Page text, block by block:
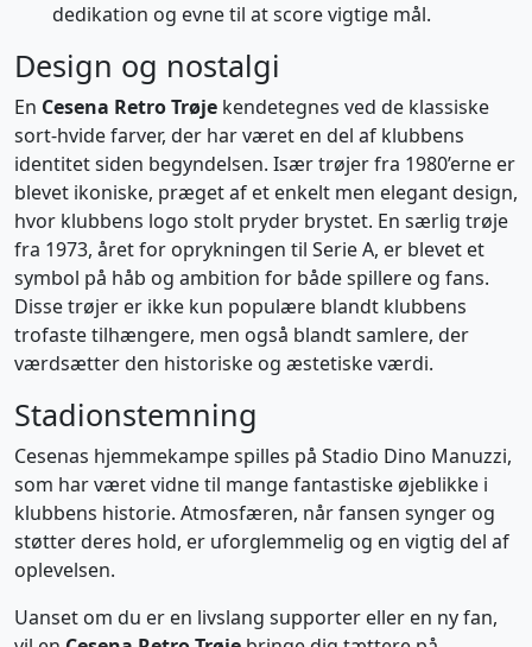
dedikation og evne til at score vigtige mål.
Design og nostalgi
En Cesena Retro Trøje kendetegnes ved de klassiske
sort-hvide farver, der har været en del af klubbens
identitet siden begyndelsen. Især trøjer fra 1980’erne er
blevet ikoniske, præget af et enkelt men elegant design,
hvor klubbens logo stolt pryder brystet. En særlig trøje
fra 1973, året for oprykningen til Serie A, er blevet et
symbol på håb og ambition for både spillere og fans.
Disse trøjer er ikke kun populære blandt klubbens
trofaste tilhængere, men også blandt samlere, der
værdsætter den historiske og æstetiske værdi.
Stadionstemning
Cesenas hjemmekampe spilles på Stadio Dino Manuzzi,
som har været vidne til mange fantastiske øjeblikke i
klubbens historie. Atmosfæren, når fansen synger og
støtter deres hold, er uforglemmelig og en vigtig del af
oplevelsen.
Uanset om du er en livslang supporter eller en ny fan,